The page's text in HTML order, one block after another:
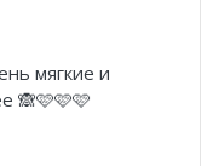
мягкие и
🙈🩷🩷🩷